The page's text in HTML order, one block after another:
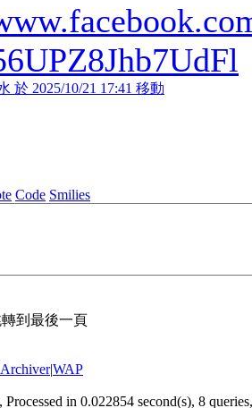
於 2025/10/21 17:41 移動
Code Smilies
到最後一頁
Archiver|WAP
Processed in 0.022854 second(s), 8